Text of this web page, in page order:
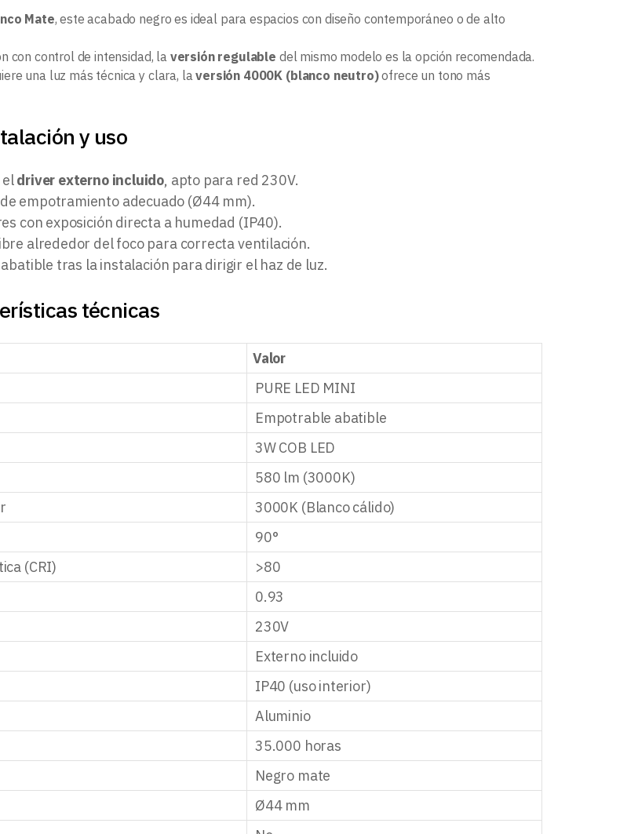
Mate, este acabado negro es ideal para espacios con diseño contemporáneo o de alto
con control de intensidad, la versión regulable del mismo modelo es la opción recomendada.
una luz más técnica y clara, laversión 4000K (blanco neutro)ofrece un tono más
y uso
driver externo incluido, apto para red 230V.
empotramiento adecuado (Ø44 mm).
con exposición directa a humedad (IP40).
alrededor del foco para correcta ventilación.
tras la instalación para dirigir el haz de luz.
técnicas
Valor
PURE LED MINI
Empotrable abatible
3W COB LED
580 lm (3000K)
3000K (Blanco cálido)
90°
(CRI)
>80
0.93
230V
Externo incluido
IP40 (uso interior)
Aluminio
35.000 horas
Negro mate
Ø44 mm